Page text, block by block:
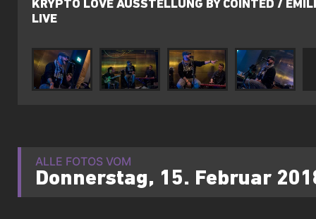
KRYPTO LOVE AUSSTELLUNG BY COINTED /
LIVE
ALLE FOTOS VOM
Donnerstag, 15. Februar